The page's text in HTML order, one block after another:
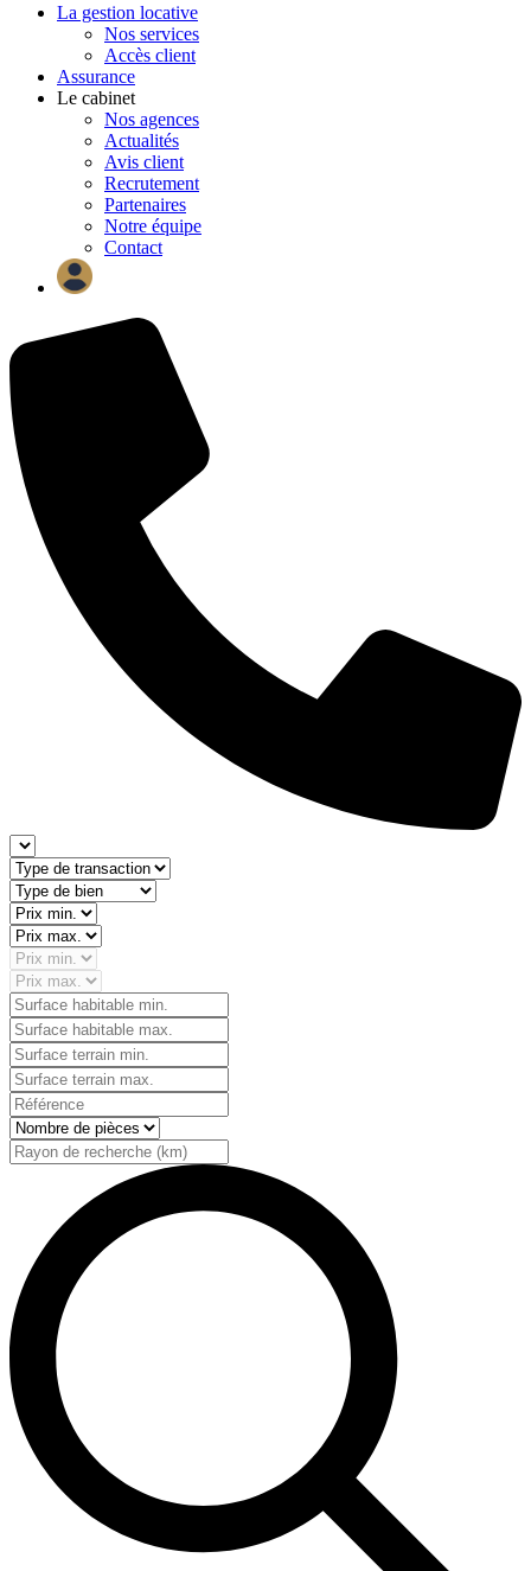
La gestion locative
Nos services
Accès client
Assurance
Le cabinet
Nos agences
Actualités
Avis client
Recrutement
Partenaires
Notre équipe
Contact